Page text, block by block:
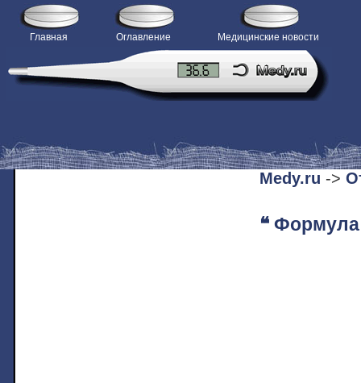
Главная Оглавление Медицинские новости
Medy.ru ->
❝ Формула